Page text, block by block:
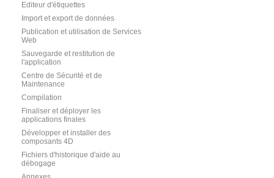
Editeur d'étiquettes
Import et export de données
Publication et utilisation de Services
Web
Sauvegarde et restitution de
l'application
Centre de Sécurité et de
Maintenance
Compilation
Finaliser et déployer les
applications finales
Développer et installer des
composants 4D
Fichiers d'historique d'aide au
débogage